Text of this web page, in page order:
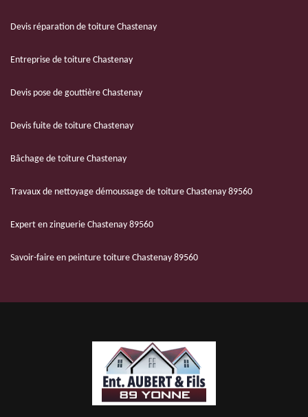
Devis réparation de toiture Chastenay
Entreprise de toiture Chastenay
Devis pose de gouttière Chastenay
Devis fuite de toiture Chastenay
Bâchage de toiture Chastenay
Travaux de nettoyage démoussage de toiture Chastenay 89560
Expert en zinguerie Chastenay 89560
Savoir-faire en peinture toiture Chastenay 89560